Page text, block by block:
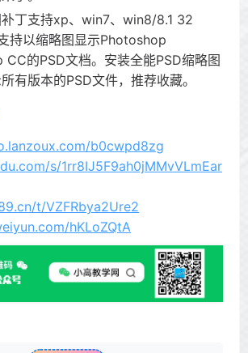
丁支持xp、win7、win8/8.1 32
持以缩略图显示Photoshop
的PSD文档。安装全能PSD缩略图
有版本的PSD文件，推荐收藏。
b0cwpd8zg
s/1rr8IJ5F9ah0jMMvVLmEar
t/VZFRbya2Ure2
hKLoZQtA